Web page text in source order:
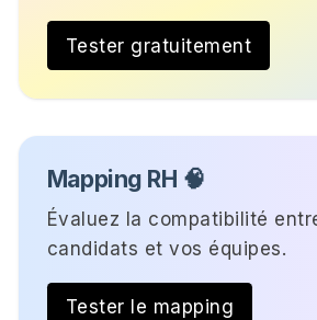
Tester gratuitement
Mapping RH 🧠
Évaluez la compatibilité
candidats et vos équipes.
Tester le mapping